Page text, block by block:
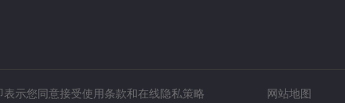
示您同意接受使用条款和在线隐私策略 网站地图